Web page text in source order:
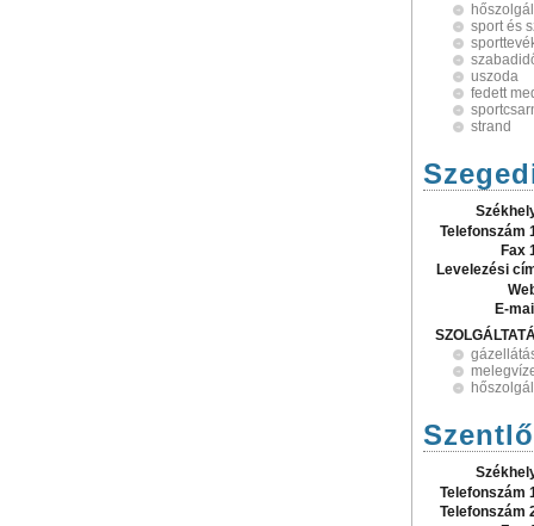
sport és
uszoda
fedett
strand
Telefonszám
Fax
Levelezési
E-
Telefonszám
Telefonszám